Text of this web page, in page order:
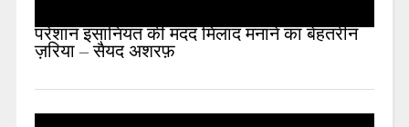
परेशान इंसानियत की मदद मिलाद मनाने का बेहतरीन
ज़रिया – सैयद अशरफ़